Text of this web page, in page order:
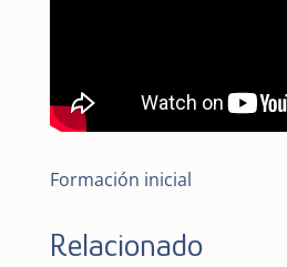
Formación inicial
Relacionado